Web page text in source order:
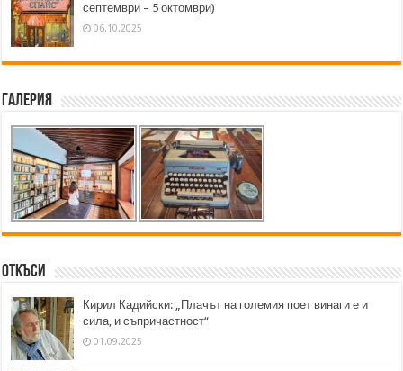
септември – 5 октомври)
06.10.2025
Галерия
Откъси
Кирил Кадийски: „Плачът на големия поет винаги е и
сила, и съпричастност“
01.09.2025